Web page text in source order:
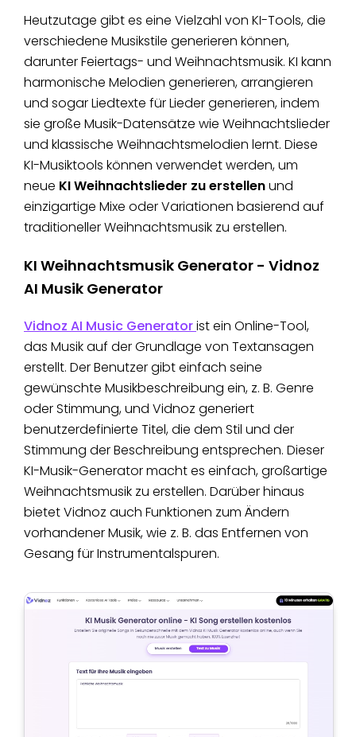
Heutzutage gibt es eine Vielzahl von KI-Tools, die
verschiedene Musikstile generieren können,
darunter Feiertags- und Weihnachtsmusik. KI kann
harmonische Melodien generieren, arrangieren
und sogar Liedtexte für Lieder generieren, indem
sie große Musik-Datensätze wie Weihnachtslieder
und klassische Weihnachtsmelodien lernt. Diese
KI-Musiktools können verwendet werden, um
neue KI Weihnachtslieder zu erstellenund
einzigartige Mixe oder Variationen basierend auf
traditioneller Weihnachtsmusik zu erstellen.
KI Weihnachtsmusik Generator - Vidnoz
AI Musik Generator
Vidnoz AI Music Generatorist ein Online-Tool,
das Musik auf der Grundlage von Textansagen
erstellt. Der Benutzer gibt einfach seine
gewünschte Musikbeschreibung ein, z. B. Genre
oder Stimmung, und Vidnoz generiert
benutzerdefinierte Titel, die dem Stil und der
Stimmung der Beschreibung entsprechen. Dieser
KI-Musik-Generator macht es einfach, großartige
Weihnachtsmusik zu erstellen. Darüber hinaus
bietet Vidnoz auch Funktionen zum Ändern
vorhandener Musik, wie z. B. das Entfernen von
Gesang für Instrumentalspuren.